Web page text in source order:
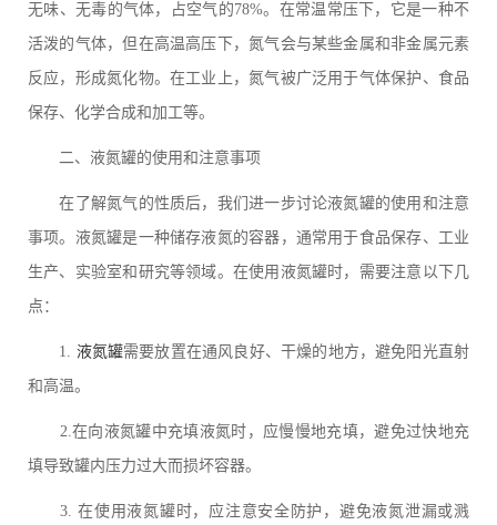
无味、无毒的气体，占空气的78%。在常温常压下，它是一种不
活泼的气体，但在高温高压下，氮气会与某些金属和非金属元素
反应，形成氮化物。在工业上，氮气被广泛用于气体保护、食品
保存、化学合成和加工等。
二、液氮罐的使用和注意事项
在了解氮气的性质后，我们进一步讨论液氮罐的使用和注意
事项。液氮罐是一种储存液氮的容器，通常用于食品保存、工业
生产、实验室和研究等领域。在使用液氮罐时，需要注意以下几
点：
1. 液氮罐需要放置在通风良好、干燥的地方，避免阳光直射
和高温。
2.在向液氮罐中充填液氮时，应慢慢地充填，避免过快地充
填导致罐内压力过大而损坏容器。
3. 在使用液氮罐时，应注意安全防护，避免液氮泄漏或溅